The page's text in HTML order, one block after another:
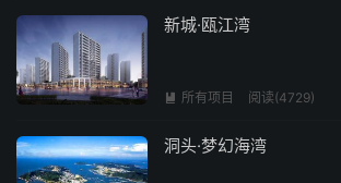
新城·瓯江湾
 所有项目 阅读(4729)
洞头·梦幻海湾